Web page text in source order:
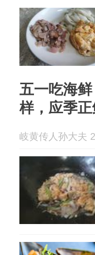
五一吃海
样，应季
岐黄传人孙大夫